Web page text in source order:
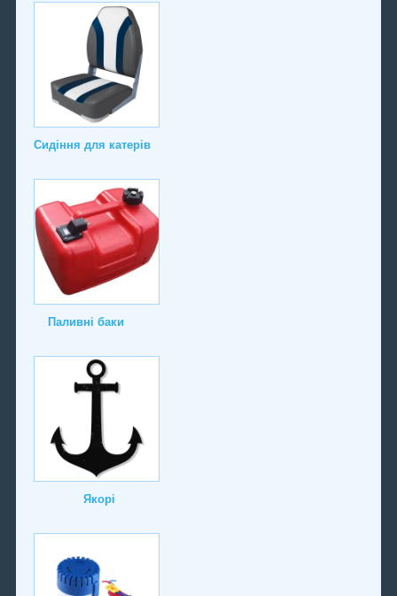
Сидіння для катерів
Паливні баки
Якорі